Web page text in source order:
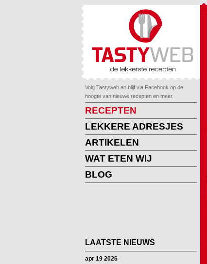
Volg Tastyweb en blijf via Facebook op de
hoogte van nieuwe recepten en meer.
RECEPTEN
LEKKERE ADRESJES
ARTIKELEN
WAT ETEN WIJ
BLOG
LAATSTE NIEUWS
apr 19 2026